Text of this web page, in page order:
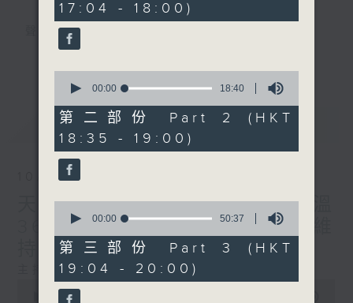
聲音更立體 意見更多元
1872311 始終如一
香港電台公共事務組
讚好Like「RTHK 香港電台公共事務組
Facebook專頁
最新 LATEST
10/08/2026
天文台昨錄破紀錄的最高氣溫
36.9度 預料未來一兩日天氣維
持極端酷熱
主持：陸宇光、何鉅業
seconds
00:00
0
seconds
17:04 - 18:00)
seconds
18
minutes,
40
seconds
00:00 18:40
第二部份 Part 2 (HKT
18:35 - 19:00)
seconds
50
minutes,
37
seconds
00:00 50:37
第三部份 Part 3 (HKT
19:04 - 20:00)